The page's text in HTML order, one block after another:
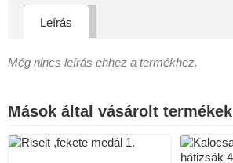
Leírás
Még nincs leírás ehhez a termékhez.
Mások által vásárolt termékek